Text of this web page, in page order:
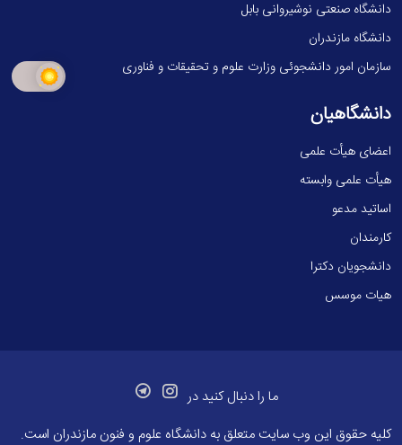
دانشگاه صنعتی نوشیروانی بابل
دانشگاه مازندران
سازمان امور دانشجوئی وزارت علوم و تحقیقات و فناوری
دانشگاهیان
اعضای هیأت علمی
هیأت علمی وابسته
اساتید مدعو
کارمندان
دانشجویان دکترا
هیات موسس
ما را دنبال کنید در
کلیه حقوق این وب سایت متعلق به دانشگاه علوم و فنون مازندران است.